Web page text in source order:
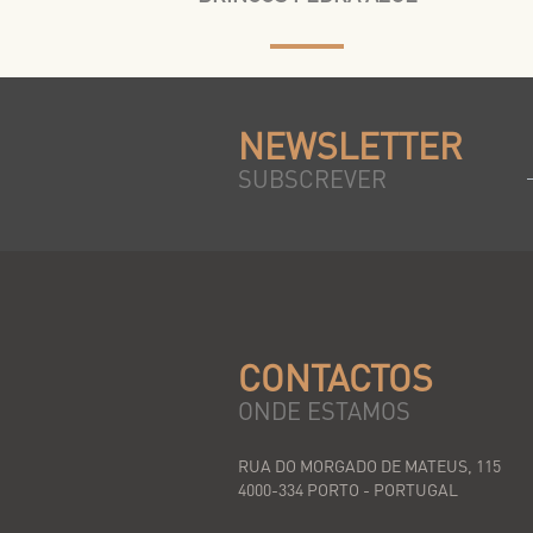
NEWSLETTER
SUBSCREVER
CONTACTOS
ONDE ESTAMOS
RUA DO MORGADO DE MATEUS, 115
4000-334 PORTO - PORTUGAL